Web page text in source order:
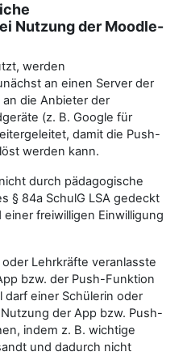
Nutzung der Moodle-
werden
an einen Server der
die Anbieter der
(z. B. Google für
damit die Push-
werden kann.
durch pädagogische
§ 84a SchulG LSA gedeckt
freiwilligen Einwilligung
Lehrkräfte veranlasste
bzw. der Push-Funktion
darf einer Schülerin oder
der App bzw. Push-
indem z. B. wichtige
und dadurch nicht